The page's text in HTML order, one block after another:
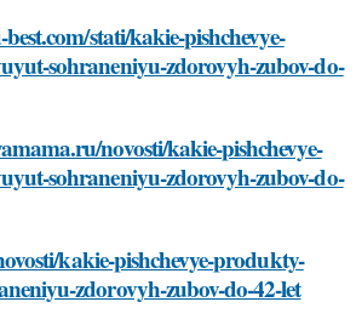
stati/kakie-pishchevye-
sohraneniyu-zdorovyh-zubov-do-
novosti/kakie-pishchevye-
sohraneniyu-zdorovyh-zubov-do-
kakie-pishchevye-produkty-
zdorovyh-zubov-do-42-let